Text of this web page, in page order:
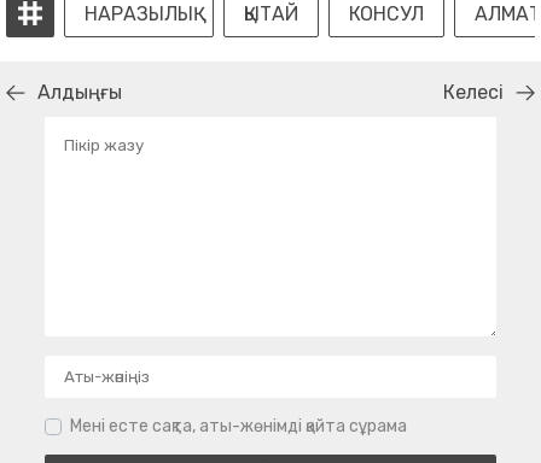
НАРАЗЫЛЫҚ ҚЫТАЙ КОНСУЛ
Алдыңғы Келесі
Мені есте сақта, аты-жөнімді қайта сұрама